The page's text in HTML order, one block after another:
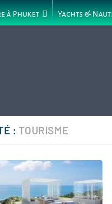
à Phuket Yachts &
:TOURISME